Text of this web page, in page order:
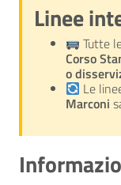
Linee
Tutte
Corso
o
Le
Marconi